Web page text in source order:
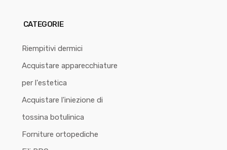
CATEGORIE
Riempitivi dermici
Acquistare apparecchiature
per l'estetica
Acquistare l'iniezione di
tossina botulinica
Forniture ortopediche